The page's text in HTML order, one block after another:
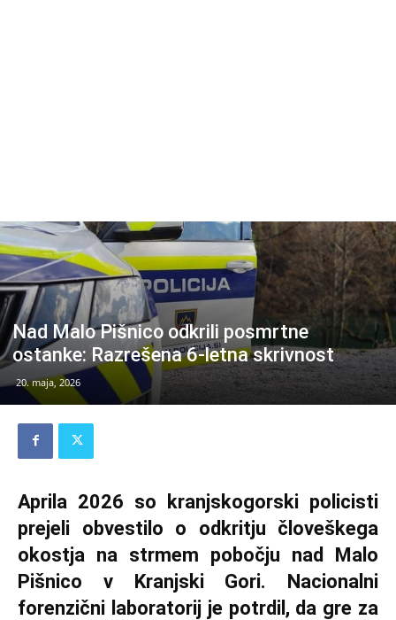
Nad Malo Pišnico odkrili posmrtne
ostanke: Razrešena 6-letna skrivnost
20. maja, 2026
Aprila 2026 so kranjskogorski policisti
prejeli obvestilo o odkritju človeškega
okostja na strmem pobočju nad Malo
Pišnico v Kranjski Gori. Nacionalni
forenzični laboratorij je potrdil, da gre za